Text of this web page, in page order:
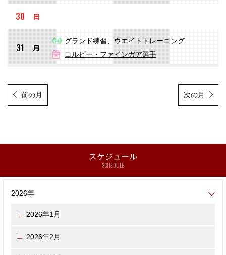
30 日
31 月
グランド練習、ウエイトトレーニング
コルビー・ファインガア選手
前の月 次の月
スケジュール
SCHEDULE
2026年
2026年1月
2026年2月